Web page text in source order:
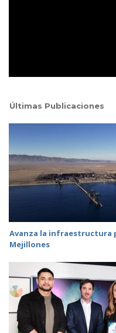
Últimas Publicaciones
Avanza la infraestructura
Mejillones